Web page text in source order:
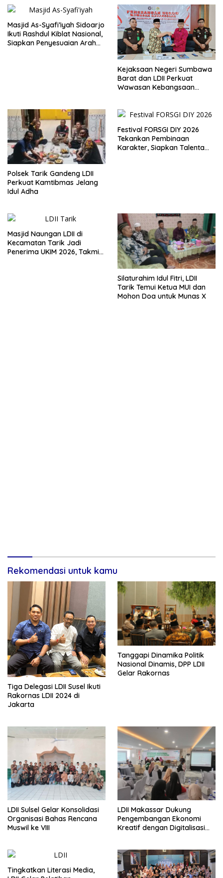
Masjid As-Syafi’iyah Sidoarjo
Ikuti Rashdul Kiblat Nasional,
Siapkan Penyesuaian Arah
Kejaksaan Negeri Sumbawa
Barat dan LDII Perkuat
Wawasan Kebangsaan
Polsek Tarik Gandeng LDII
Perkuat Kamtibmas Jelang
Idul Adha
Festival FORSGI DIY 2026
Tekankan Pembinaan
Karakter, Siapkan Talenta
Masjid Naungan LDII di
Kecamatan Tarik Jadi
Penerima UKIM 2026, Takmir
Silaturahim Idul Fitri, LDII
Tarik Temui Ketua MUI dan
Mohon Doa untuk Munas X
Rekomendasi untuk kamu
Tiga Delegasi LDII Susel Ikuti
Rakornas LDII 2024 di
Jakarta
Tanggapi Dinamika Politik
Nasional Dinamis, DPP LDII
Gelar Rakornas
LDII Sulsel Gelar Konsolidasi
Organisasi Bahas Rencana
Muswil ke VIII
LDII Makassar Dukung
Pengembangan Ekonomi
Kreatif dengan Digitalisasi
Tingkatkan Literasi Media,